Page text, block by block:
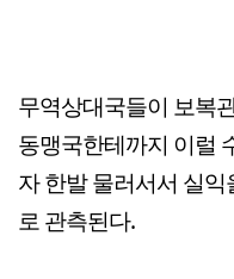
무역상대국들이 보복
동맹국한테까지 이럴
자 한발 물러서서 실
로 관측된다.